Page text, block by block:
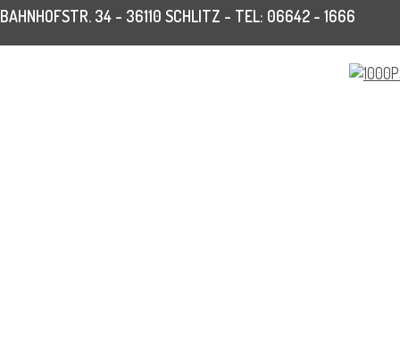
BAHNHOFSTR. 34 - 36110 SCHLITZ - TEL: 06642 - 1666